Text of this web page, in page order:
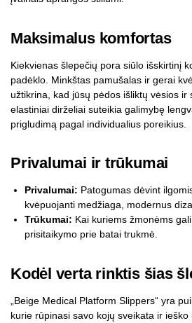
Maksimalus komfortas
Kiekvienas šlepečių pora siūlo išskirtinį
padėklo. Minkštas pamušalas ir gerai
užtikrina, kad jūsų pėdos išliktų vėsios ir
elastiniai dirželiai suteikia galimybę
prigludimą pagal individualius poreikius.
Privalumai ir trūkumai
Privalumai: Patogumas dėvint
kvėpuojanti medžiaga, modernus
Trūkumai: Kai kuriems žmonėms
prisitaikymo prie batai trukmė.
Kodėl verta rinktis šias
„Beige Medical Platform Slippers“ yra
kurie rūpinasi savo kojų sveikata ir